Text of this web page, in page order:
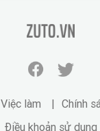
zuto.vn
Việc làm
Chính
Điều khoản sử dụng
Facebook
zuto.vn
Twitter
zuto.vn